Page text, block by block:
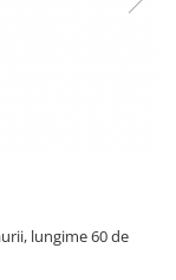
lungime 60 de